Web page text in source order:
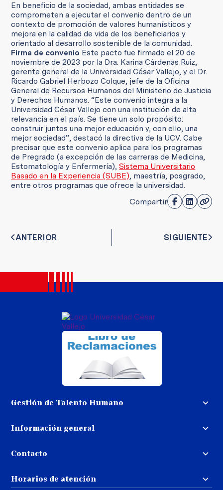
En beneficio de la sociedad, ambas entidades se
comprometen a ejecutar el convenio dentro de un
contexto de promoción de valores humanísticos y
mejora en la calidad de vida de los beneficiarios y
orientado al desarrollo sostenible de la comunidad.
Firma de convenio Este pacto fue firmado el 20 de
noviembre de 2023 por la Dra. Karina Cárdenas Ruiz,
gerente general de la Universidad César Vallejo, y el Dr.
Ricardo Gabriel Herbozo Colque, jefe de la Oficina
General de Recursos Humanos del Ministerio de Justicia
y Derechos Humanos. “Este convenio integra a la
Universidad César Vallejo con una institución de alta
relevancia en el país. Se tiene un solo propósito:
construir juntos una mejor educación y, con ello, una
mejor sociedad”, destacó la directiva de la UCV. Cabe
precisar que este convenio aplica para los programas
de Pregrado (a excepción de las carreras de Medicina,
Estomatología y Enfermería),Sistema Universitario
Basado en la Experiencia (SUBE), maestría, posgrado,
entre otros programas que ofrece la universidad.
Compartir
ANTERIOR SIGUIENTE
Gestión de Talento Humano
Trabaja con nosotros
Información general
dinero
Libro de reclamaciones
Contacto
llamando al:
Horarios de atención